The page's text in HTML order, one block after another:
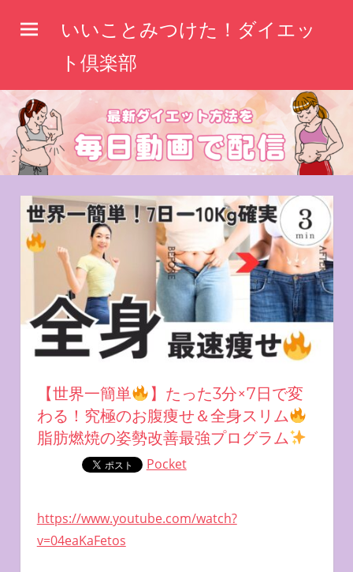
ス
キ
いいことみつけた！ダイエッ
ト倶楽部
【世界一簡単
】たった3分×7日で変
わる！究極のお腹痩せ＆全身スリム
脂肪燃焼の姿勢改善最強プログラム
Pocket
https://www.youtube.com/watch?
v=04eaKaFetos